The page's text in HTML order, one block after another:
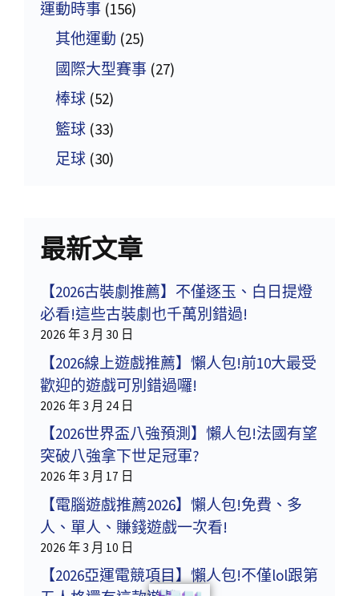
運動時事 (156)
其他運動 (25)
國際大型賽事 (27)
棒球 (52)
籃球 (33)
足球 (30)
最新文章
【2026古裝劇推薦】不僅逐玉、白日提燈
必看!這些古裝劇也千萬別錯過!
2026 年 3 月 30 日
【2026線上遊戲推薦】懶人包!前10大最受
歡迎的遊戲可別錯過囉!
2026 年 3 月 24 日
【2026世界盃八強預測】懶人包!法國有望
突破八強拿下世足冠軍?
2026 年 3 月 17 日
【電腦遊戲推薦2026】懶人包!免費、多
人、單人、賺錢遊戲一次看!
2026 年 3 月 10 日
【2026亞運電競項目】懶人包!不僅lol跟第